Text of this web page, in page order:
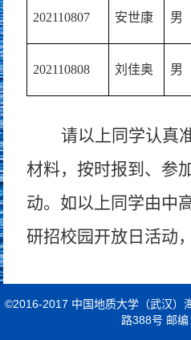
202110807 安世康 男
202110808 刘佳奥 男
请以上同学认真
材料，按时报到、参
动。如以上同学由中
研招校园开放日活动
©2016-2017 中国地质大学（武汉）
路388号 邮